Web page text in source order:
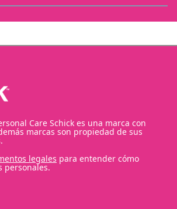
Care Schick es una marca con
marcas son propiedad de sus
legales para entender cómo
personales.